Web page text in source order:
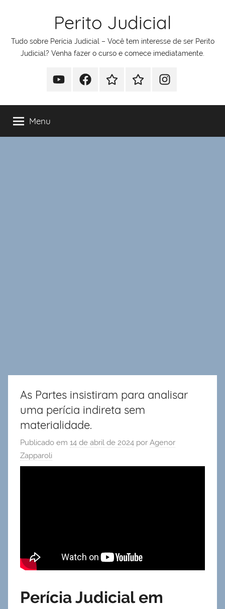
conteúdo
Perito Judicial
Tudo sobre Perícia Judicial – Você tem interesse de ser Perito
Judicial? Venha fazer o curso e comece imediatamente.
YoutubeFacebookWhatsappTelegramInstagram
Menu
As Partes insistiram para analisar
uma perícia indireta sem
materialidade.
Publicado em 14 de abril de 2024 por Agenor
Zapparoli
Perícia Judicial em